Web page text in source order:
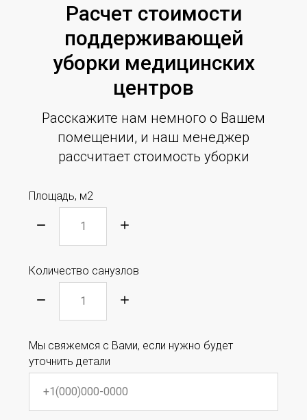
Расчет стоимости
поддерживающей
уборки медицинских
центров
Расскажите нам немного о Вашем
помещении, и наш менеджер
рассчитает стоимость уборки
Площадь, м2
Количество санузлов
Мы свяжемся с Вами, если нужно будет
уточнить детали